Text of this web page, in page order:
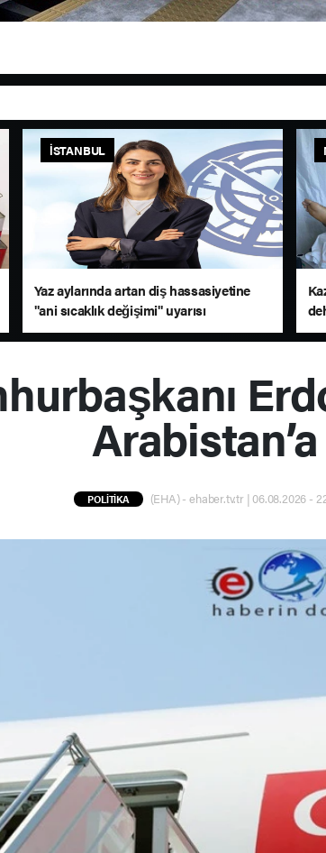
İSTANBUL
Yaz aylarında artan diş hassasiyetine
"ani sıcaklık değişimi" uyarısı
POLİTİKA (EHA) - ehaber.tv.tr | 06.08.2026 -